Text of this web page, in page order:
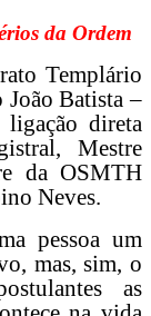
da Ordem
Templário
Batista –
direta
Mestre
da OSMTH
Neves.
pessoa um
mas, sim, o
as